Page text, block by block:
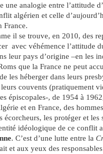
une analogie entre l’attitude
algérien et celle
France.
trouve, en 2010, des
avec véhémence l’attitude
leur pays d’origine –en les
que la France ne peut
les héberger dans leurs
couvents (pratiquement
épiscopales-, de 1954 à
et en France, des
écorcheurs, les protéger et les
idéologique de ce conflit
. C’est d’une lutte entre la
et aux yeux des